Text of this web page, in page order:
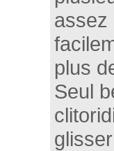
assez
plus
Seul